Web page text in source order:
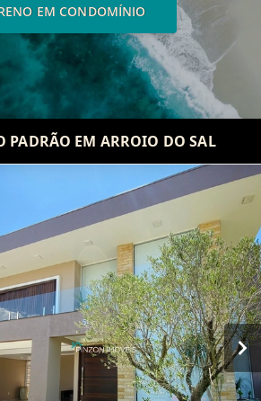
EM CONDOMÍNIO
PADRÃO EM ARROIO DO SAL